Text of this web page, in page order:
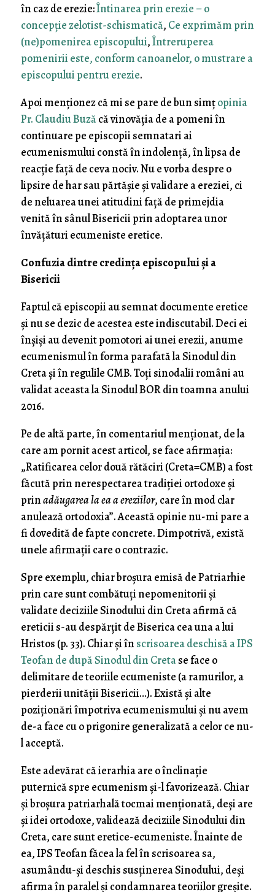
în caz de erezie:Întinarea prin erezie – o
concepție zelotist-schismatică, Ce exprimăm prin
(ne)pomenirea episcopului,Întreruperea
pomenirii este, conform canoanelor, o mustrare a
episcopului pentru erezie.
Apoi menționez că mi se pare de bun simțopinia
Pr. Claudiu Buzăcă vinovăția de a pomeni în
continuare pe episcopii semnatari ai
ecumenismului constă în indolență, în lipsa de
reacție față de ceva nociv. Nu e vorba despre o
lipsire de har sau părtășie și validare a ereziei, ci
de neluarea unei atitudini față de primejdia
venită în sânul Bisericii prin adoptarea unor
învățături ecumeniste eretice.
Confuzia dintre credința episcopului și a
Bisericii
Faptul că episcopii au semnat documente eretice
și nu se dezic de acestea este indiscutabil. Deci ei
înșiși au devenit pomotori ai unei erezii, anume
ecumenismul în forma parafată la Sinodul din
Creta și în regulile CMB. Toți sinodalii români au
validat aceasta la Sinodul BOR din toamna anului
2016.
Pe de altă parte, în comentariul menționat, de la
care am pornit acest articol, se face afirmația:
„Ratificarea celor două rătăciri (Creta=CMB) a fost
făcută prin nerespectarea tradiției ortodoxe și
prinadăugarea la ea a ereziilor, care în mod clar
anulează ortodoxia”. Această opinie nu-mi pare a
fi dovedită de fapte concrete. Dimpotrivă, există
unele afirmații care o contrazic.
Spre exemplu, chiar broșura emisă de Patriarhie
prin care sunt combătuți nepomenitorii și
validate deciziile Sinodului din Creta afirmă că
ereticii s-au despărțit de Biserica cea una a lui
Hristos (p. 33). Chiar și în scrisoarea deschisă a IPS
Teofan de după Sinodul din Cretase face o
delimitare de teoriile ecumeniste (a ramurilor, a
pierderii unității Bisericii…). Există și alte
poziționări împotriva ecumenismului și nu avem
de-a face cu o prigonire generalizată a celor ce nu-
l acceptă.
Este adevărat că ierarhia are o înclinație
puternică spre ecumenism și-l favorizează. Chiar
și broșura patriarhală tocmai menționată, deși are
și idei ortodoxe, validează deciziile Sinodului din
Creta, care sunt eretice-ecumeniste. Înainte de
ea, IPS Teofan făcea la fel în scrisoarea sa,
asumându-și deschis susținerea Sinodului, deși
afirma în paralel și condamnarea teoriilor greșite.